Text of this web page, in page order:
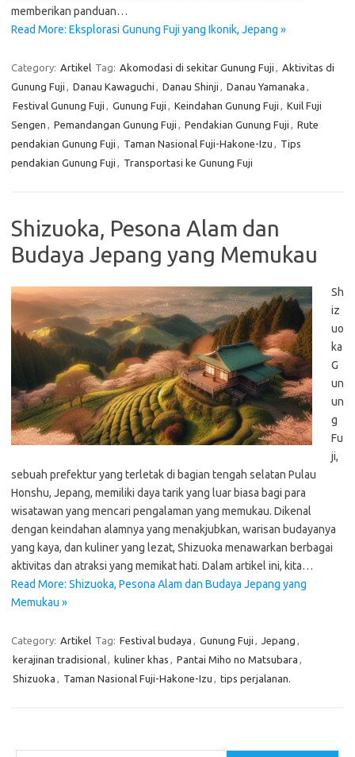
memberikan panduan…
Read More: Eksplorasi Gunung Fuji yang Ikonik, Jepang »
Category: Artikel Tag: Akomodasi di sekitar Gunung Fuji , Aktivitas di
Gunung Fuji , Danau Kawaguchi , Danau Shinji , Danau Yamanaka ,
Festival Gunung Fuji , Gunung Fuji , Keindahan Gunung Fuji , Kuil Fuji
Sengen , Pemandangan Gunung Fuji , Pendakian Gunung Fuji , Rute
pendakian Gunung Fuji , Taman Nasional Fuji-Hakone-Izu , Tips
pendakian Gunung Fuji , Transportasi ke Gunung Fuji
Shizuoka, Pesona Alam dan
Budaya Jepang yang Memukau
Sh
iz
uo
ka
G
un
un
g
Fu
ji,
sebuah prefektur yang terletak di bagian tengah selatan Pulau
Honshu, Jepang, memiliki daya tarik yang luar biasa bagi para
wisatawan yang mencari pengalaman yang memukau. Dikenal
dengan keindahan alamnya yang menakjubkan, warisan budayanya
yang kaya, dan kuliner yang lezat, Shizuoka menawarkan berbagai
aktivitas dan atraksi yang memikat hati. Dalam artikel ini, kita…
Read More: Shizuoka, Pesona Alam dan Budaya Jepang yang
Memukau »
Category: Artikel Tag: Festival budaya , Gunung Fuji , Jepang ,
kerajinan tradisional, kuliner khas , Pantai Miho no Matsubara ,
Shizuoka , Taman Nasional Fuji-Hakone-Izu , tips perjalanan.